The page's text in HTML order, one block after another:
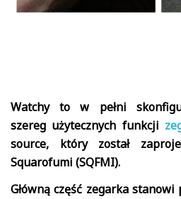
Watchy to w pełni
szereg użytecznych funkcji
source, który został
Squarofumi (SQFMI).
Główną część zegarka stanowi